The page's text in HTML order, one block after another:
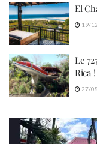
El
19/
Le
Rica !
27/